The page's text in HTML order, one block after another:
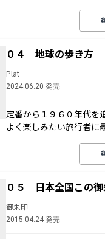
０４ 地球の歩き方
Plat
2024.06.20 発売
定番から１９６０年代を
よく楽しみたい旅行者に
０５ 日本全国この
御朱印
2015.04.24 発売